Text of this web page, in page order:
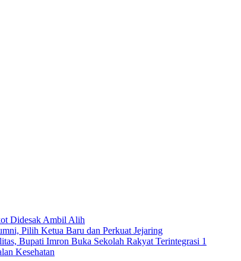
Didesak Ambil Alih
Pilih Ketua Baru dan Perkuat Jejaring
Bupati Imron Buka Sekolah Rakyat Terintegrasi 1
Kesehatan